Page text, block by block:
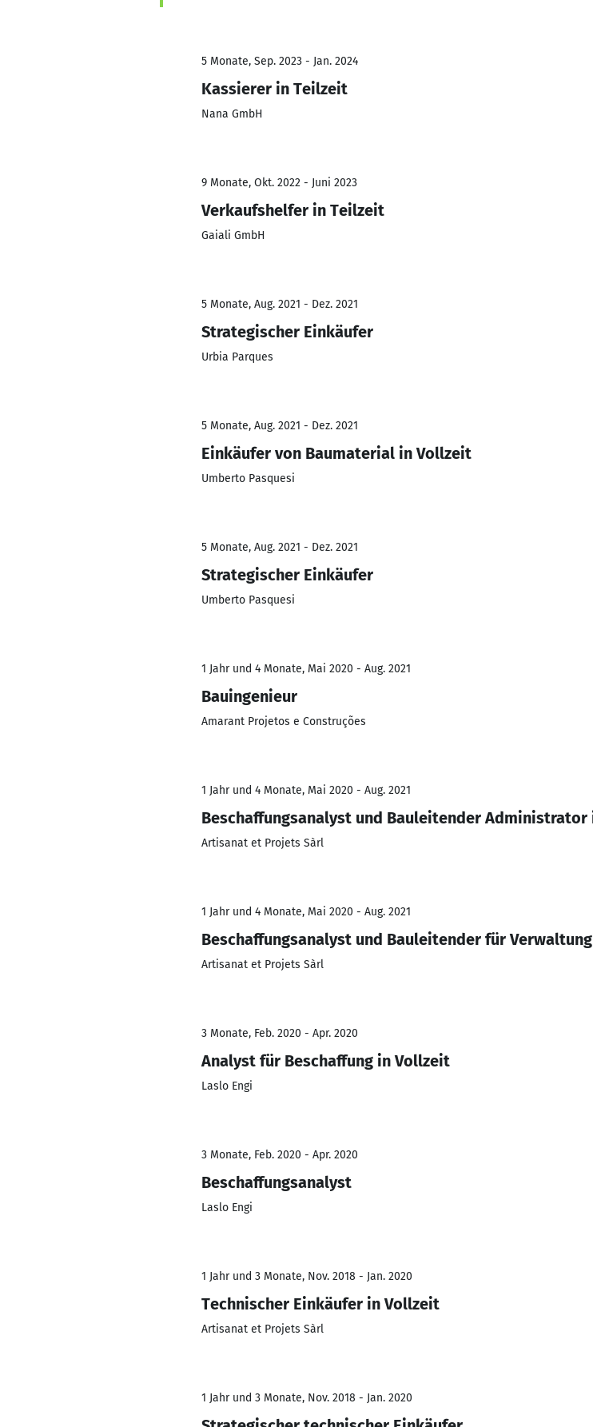
5 Monate, Sep. 2023 - Jan. 2024
Kassierer in Teilzeit
Nana GmbH
9 Monate, Okt. 2022 - Juni 2023
Verkaufshelfer in Teilzeit
Gaiali GmbH
5 Monate, Aug. 2021 - Dez. 2021
Strategischer Einkäufer
Urbia Parques
5 Monate, Aug. 2021 - Dez. 2021
Einkäufer von Baumaterial in Vollzeit
Umberto Pasquesi
5 Monate, Aug. 2021 - Dez. 2021
Strategischer Einkäufer
Umberto Pasquesi
1 Jahr und 4 Monate, Mai 2020 - Aug. 2021
Bauingenieur
Amarant Projetos e Construções
1 Jahr und 4 Monate, Mai 2020 - Aug. 2021
Beschaffungsanalyst und Bauleitender
Artisanat et Projets Sàrl
1 Jahr und 4 Monate, Mai 2020 - Aug. 2021
Beschaffungsanalyst und Bauleitender für Verwaltung
Artisanat et Projets Sàrl
3 Monate, Feb. 2020 - Apr. 2020
Analyst für Beschaffung in Vollzeit
Laslo Engi
3 Monate, Feb. 2020 - Apr. 2020
Beschaffungsanalyst
Laslo Engi
1 Jahr und 3 Monate, Nov. 2018 - Jan. 2020
Technischer Einkäufer in Vollzeit
Artisanat et Projets Sàrl
1 Jahr und 3 Monate, Nov. 2018 - Jan. 2020